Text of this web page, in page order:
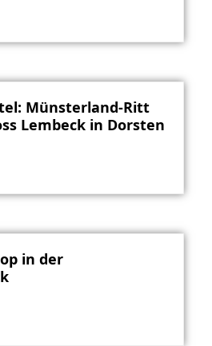
Münsterland-Ritt
Lembeck in Dorsten
in der